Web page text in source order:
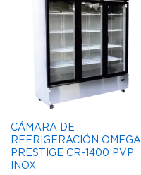
CÁMARA DE
REFRIGERACIÓN OMEGA
PRESTIGE CR-1400 PVP
INOX